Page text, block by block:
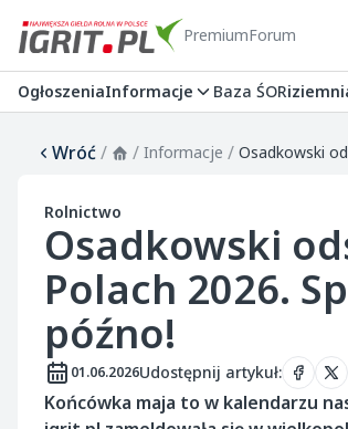
PremiumForum
OgłoszeniaInformacje Baza ŚOR
Wróć/ / Informacje /
Rolnictwo
Osadkowski
Polach 2026.
późno!
01.06.2026Udostępnij artykuł:
Końcówka maja to w kalendarzu